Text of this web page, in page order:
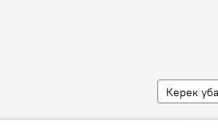
Керек